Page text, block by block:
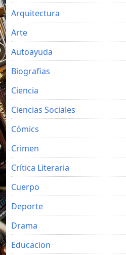
Arquitectura
Arte
Autoayuda
Biografias
Ciencia
Ciencias Sociales
Cómics
Crimen
Crítica Literaria
Cuerpo
Deporte
Drama
Educacion